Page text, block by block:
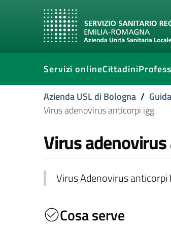
Servizi onlineCittadini
Azienda USL di Bologna /
Virus adenovirus anticorpi igg
Virus
Virus Adenovirus anticorpi
Cosa serve